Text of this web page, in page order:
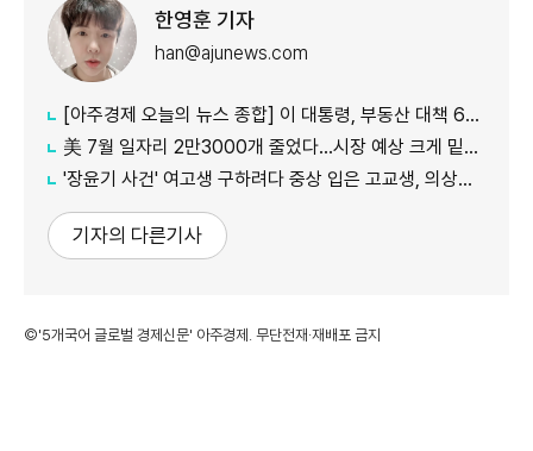
한영훈 기자
han@ajunews.com
[아주경제 오늘의 뉴스 종합] 이 대통령, 부동산 대책 6시간 점검…"기존 방식 벗어나 과감히 실행" 外
美 7월 일자리 2만3000개 줄었다…시장 예상 크게 밑돈 '고용 쇼크'
'장윤기 사건' 여고생 구하려다 중상 입은 고교생, 의상자 인정
기자의 다른기사
©'5개국어 글로벌 경제신문' 아주경제. 무단전재·재배포 금지